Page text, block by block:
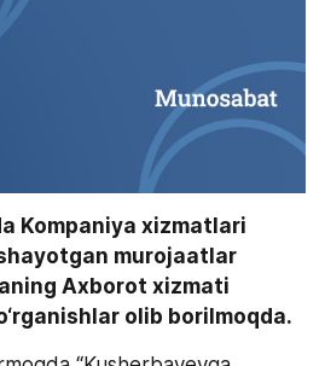
Kompaniya xizmatlari
murojaatlar
Axborot xizmati
olib borilmoqda.